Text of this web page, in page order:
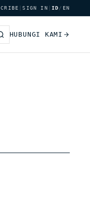
|SIGN IN ID/ EN
HUBUNGI KAMI